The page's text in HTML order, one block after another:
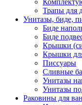
Трапы для
Унитазы, биде,
Биде
Биде
Крышки
Крышки
Писсуары
Сливные
Унитазы
Унитазы
Раковины для